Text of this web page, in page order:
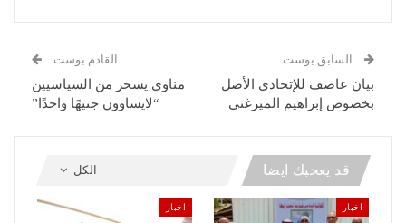
السابق بوست
بيان عاصف للإتحادي الأصل
بخصوص إبراهيم الميرغني
القادم بوست
مناوي يسخر من السياسيين
“لايساوون جنيهًا واحدًا”
الكل قد يعجبك ايضا
اخبار اخبار